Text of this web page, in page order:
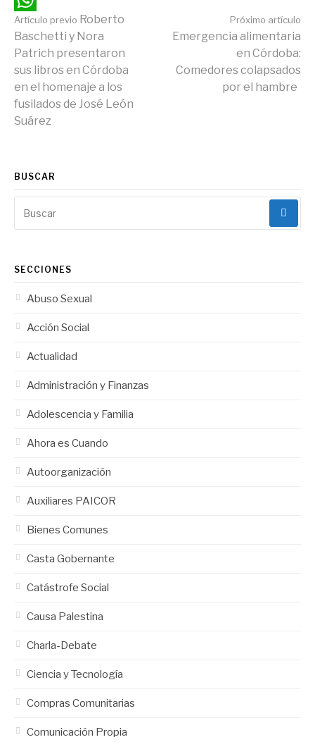
WhatsApp
Continuar
leyendo
Artículo previo Roberto
Baschetti y Nora
Patrich presentaron
sus libros en Córdoba
en el homenaje a los
fusilados de José León
Suárez
Próximo artículo
Emergencia alimentaria
en Córdoba:
Comedores colapsados
por el hambre
BUSCAR
SECCIONES
Abuso Sexual
Acción Social
Actualidad
Administración y Finanzas
Adolescencia y Familia
Ahora es Cuando
Autoorganización
Auxiliares PAICOR
Bienes Comunes
Casta Gobernante
Catástrofe Social
Causa Palestina
Charla-Debate
Ciencia y Tecnología
Compras Comunitarias
Comunicación Propia